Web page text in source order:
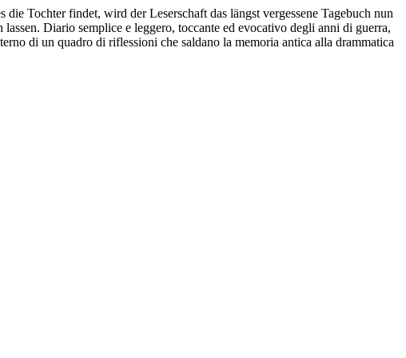
Tochter findet, wird der Leserschaft das längst vergessene Tagebuch nun
Diario semplice e leggero, toccante ed evocativo degli anni di guerra,
di un quadro di riflessioni che saldano la memoria antica alla drammatica